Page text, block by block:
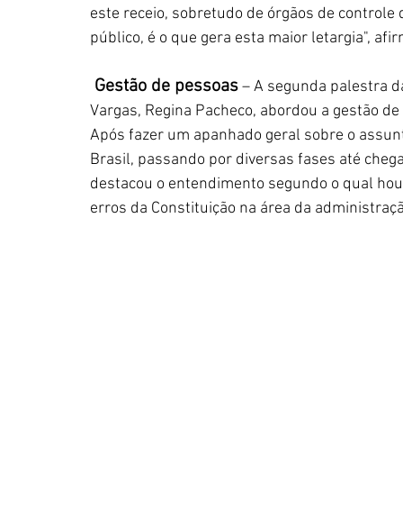
este receio, sobretudo de órgãos de
público, é o que gera esta maior letargia",
Gestão de pessoas – A segunda palestra
Vargas, Regina Pacheco, abordou a gestão
Após fazer um apanhado geral sobre o
Brasil, passando por diversas fases até
destacou o entendimento segundo o qual
erros da Constituição na área da